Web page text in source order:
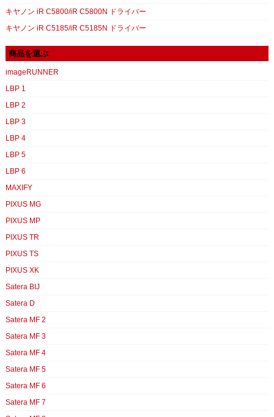
キヤノン iR C5800/iR C5800N ドライバー
キヤノン iR C5185/iR C5185N ドライバー
商品を選ぶ
imageRUNNER
LBP 1
LBP 2
LBP 3
LBP 4
LBP 5
LBP 6
MAXIFY
PIXUS MG
PIXUS MP
PIXUS TR
PIXUS TS
PIXUS XK
Satera BIJ
Satera D
Satera MF 2
Satera MF 3
Satera MF 4
Satera MF 5
Satera MF 6
Satera MF 7